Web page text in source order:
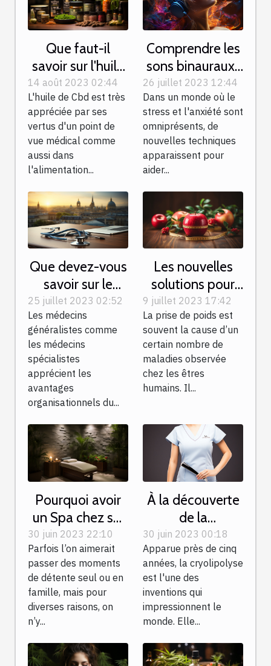
Que faut-il
savoir sur l'huile
de CBD Bio ?
14 août 2023 02:44
L'huile de Cbd est très
appréciée par ses
vertus d'un point de
vue médical comme
aussi dans
l'alimentation...
Comprendre les
sons binauraux :
définition et
indications
thérapeutiques
26 juillet 2023 12:44
Dans un monde où le
stress et l'anxiété sont
omniprésents, de
nouvelles techniques
apparaissent pour
aider...
Que devez-vous
savoir sur le
télésecrétariat
médical à Paris ?
25 juillet 2023 02:52
Les médecins
généralistes comme
les médecins
spécialistes
apprécient les
avantages
organisationnels du...
Les nouvelles
solutions pour
perdre du poids
en peu de temps
9 juillet 2023 17:42
La prise de poids est
souvent la cause d’un
certain nombre de
maladies observée
chez les êtres
humains. Il...
Pourquoi avoir
un Spa chez soi
?
30 juin 2023 22:10
Parfois l’on aimerait
passer des moments
de détente seul ou en
famille, mais pour
diverses raisons, on
n’y...
À la découverte
de la
cryolipolyse
30 juin 2023 00:18
Apparue près de cinq
années, la cryolipolyse
est l'une des
inventions qui
impressionnent le
monde. Elle...